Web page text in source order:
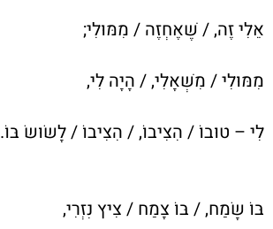
אֵלִי זֶה, / שֶׁאֶחְזֶה / מִמּוּלִי;
מִמּוּלִי / מִשְׁאָלִי, / הָיָה לִי,
לִי – טוּבוֹ / הִצִּיבוֹ, / הִצִּיבוֹ / לָשׂוּשׂ בּוֹ.
בּוֹ שָׂמַח, / בּוֹ צָמַח / צִיץ נִזְרִי,